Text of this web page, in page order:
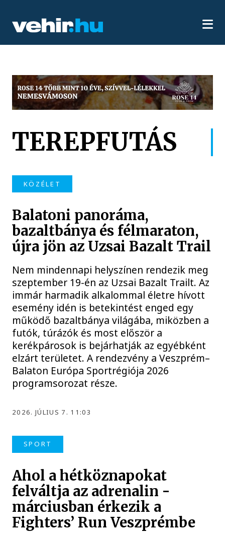
TEREPFUTÁS
KÖZÉLET
Balatoni panoráma,
bazaltbánya és félmaraton,
újra jön az Uzsai Bazalt Trail
Nem mindennapi helyszínen rendezik meg
szeptember 19-én az Uzsai Bazalt Trailt. Az
immár harmadik alkalommal életre hívott
esemény idén is betekintést enged egy
működő bazaltbánya világába, miközben a
futók, túrázók és most először a
kerékpárosok is bejárhatják az egyébként
elzárt területet. A rendezvény a Veszprém–
Balaton Európa Sportrégiója 2026
programsorozat része.
2026. JÚLIUS 7. 11:03
SPORT
Ahol a hétköznapokat
felváltja az adrenalin -
márciusban érkezik a
Fighters’ Run Veszprémbe